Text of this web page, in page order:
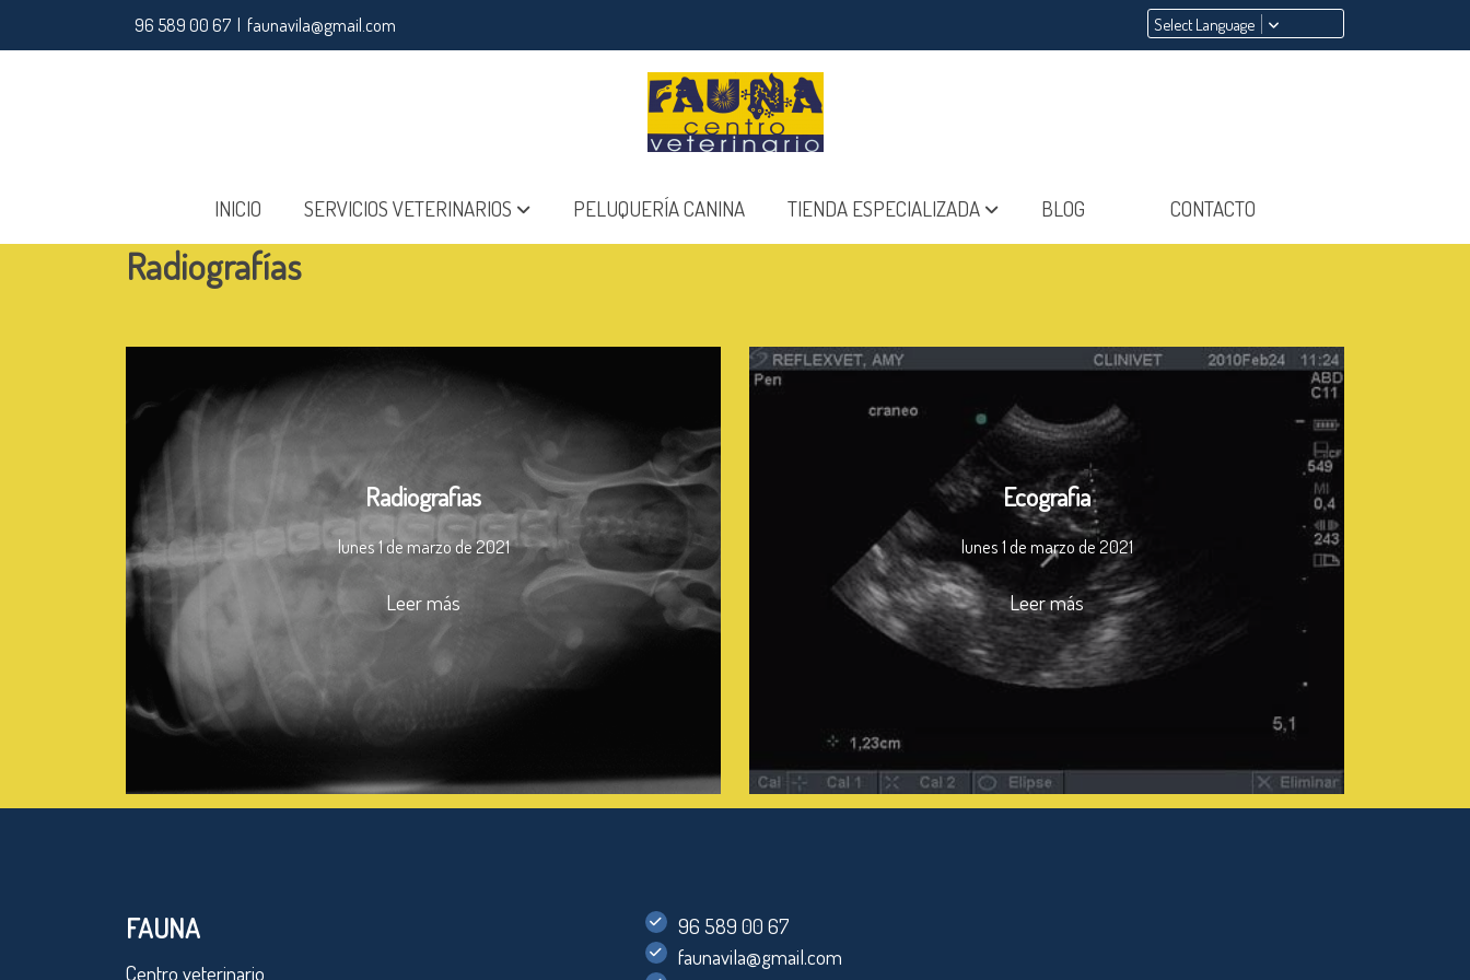
96 589 00 67 | faunavila@gmail.com Select Language
INICIO SERVICIOS VETERINARIOS PELUQUERÍA CANINA TIENDA ESPECIALIZADA BLOG CONTACTO
Radiografías
Radiografias
lunes 1 de marzo de 2021
Leer más
Ecografia
lunes 1 de marzo de 2021
Leer más
FAUNA
Centro veterinario
96 589 00 67
faunavila@gmail.com